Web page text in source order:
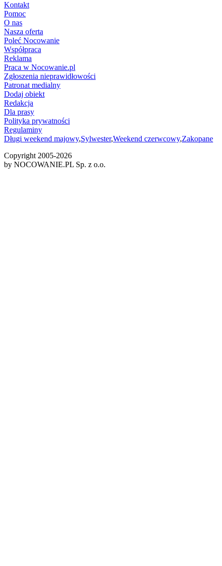
Kontakt
Pomoc
O nas
Nasza oferta
Poleć Nocowanie
Współpraca
Reklama
Praca w Nocowanie.pl
Zgłoszenia nieprawidłowości
Patronat medialny
Dodaj obiekt
Redakcja
Dla prasy
Polityka prywatności
Regulaminy
Długi weekend majowy,Sylwester,Weekend czerwcowy,Zakopane
Copyright 2005-2026
by NOCOWANIE.PL Sp. z o.o.